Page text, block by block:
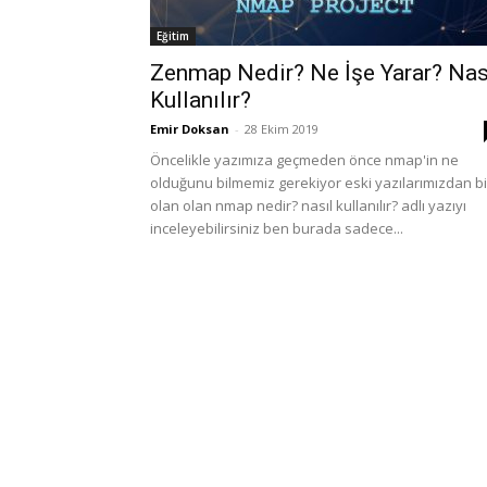
Eğitim
Zenmap Nedir? Ne İşe Yarar?
Kullanılır?
Emir Doksan - 28 Ekim 2019
Öncelikle yazımıza geçmeden önce nmap'in ne
olduğunu bilmemiz gerekiyor eski yazılarımızdan
olan olan nmap nedir? nasıl kullanılır? adlı yazıyı
inceleyebilirsiniz ben burada sadece...